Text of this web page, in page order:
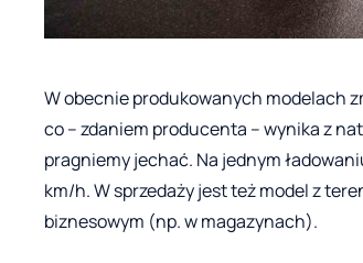
W obecnie produkowanych modelach
co – zdaniem producenta – wynika z
pragniemy jechać. Na jednym
km/h. W sprzedaży jest też model z
biznesowym (np. w magazynach).